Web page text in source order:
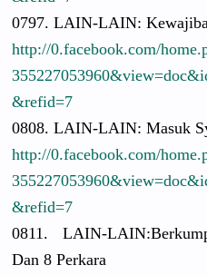
0797. LAIN-LAIN:
http://0.facebook.com/
355227053960&view=do
&refid=7
0808. LAIN-LAIN: Masuk
http://0.facebook.com/
355227053960&view=do
&refid=7
0811. LAIN-LAIN:
Dan 8 Perkara